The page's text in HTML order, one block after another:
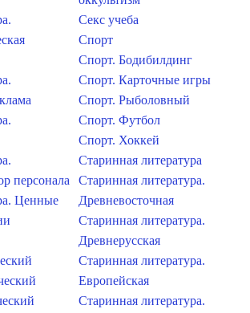
персонала
Ценные
Секс учеба
Спорт
Спорт. Бодибилдинг
Спорт. Карточные игры
Спорт. Рыболовный
Спорт. Футбол
Спорт. Хоккей
Старинная литература
Старинная литература.
Древневосточная
Старинная литература.
Древнерусская
Старинная литература.
Европейская
Старинная литература.